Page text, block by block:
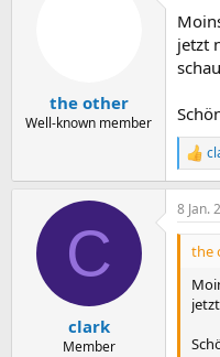
i
o
e
:
the other
Well-known member
jetzt
R
e
a
k
t
n
C
clark
Member
8 Jan.
the